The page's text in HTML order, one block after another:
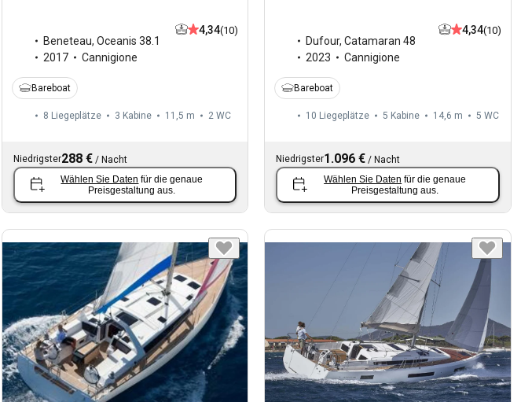
Beneteau, Oceanis 38.1
2017
Cannigione
4,34(10)
Bareboat
8 Liegeplätze 3 Kabine 11,5 m 2 WC
Niedrigster288 €/ Nacht
Wählen Sie Daten für die genaue
Preisgestaltung aus.
Dufour,Catamaran 48
2023
Cannigione
4,34(10)
Bareboat
10 Liegeplätze 5 Kabine 14,6 m 5 WC
Niedrigster1.096 € /Nacht
Wählen Sie Daten für die genaue
Preisgestaltung aus.